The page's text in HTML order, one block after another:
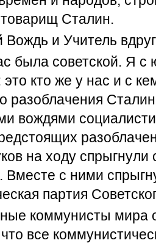
товарищ Сталин.
и Учитель
была советской. Я с
это кто же у нас и с
разоблачения
вождями
на ходу спрыгнули
Вместе с ними
партия
коммунисты мира
все